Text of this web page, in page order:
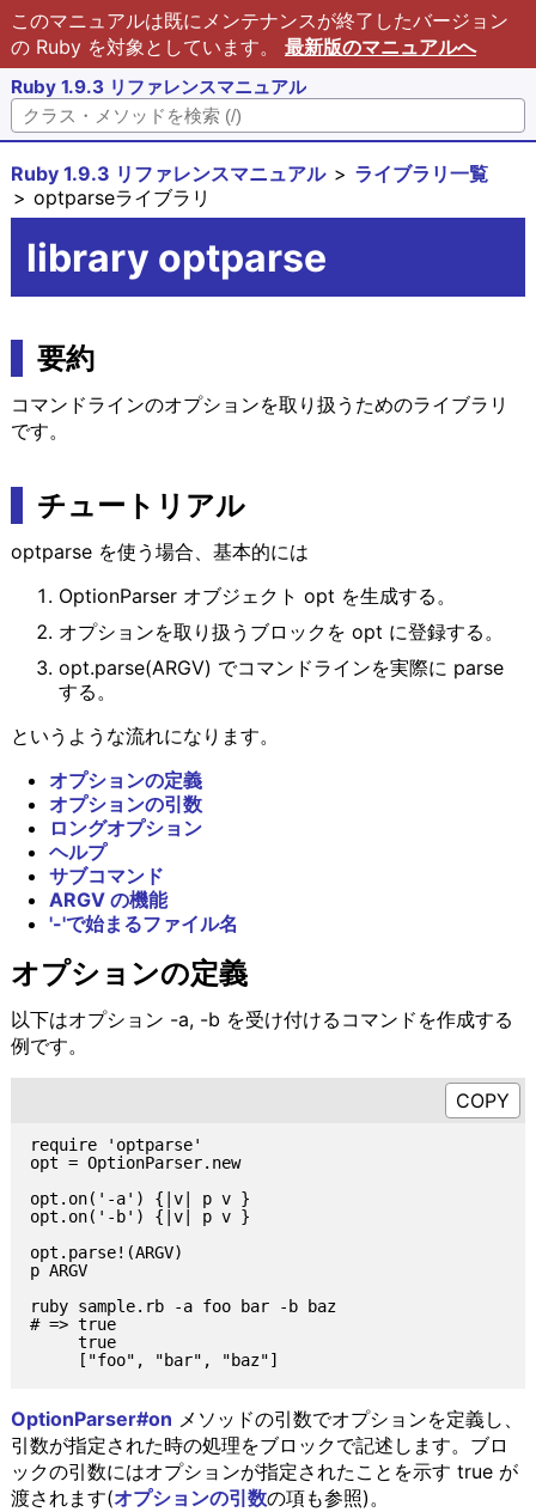
このマニュアルは既にメンテナンスが終了したバージョン
の Ruby を対象としています。 最新版のマニュアルへ
Ruby 1.9.3 リファレンスマニュアル
Ruby 1.9.3 リファレンスマニュアル
ライブラリ一覧
optparseライブラリ
library optparse
要約
コマンドラインのオプションを取り扱うためのライブラリ
です。
チュートリアル
optparse を使う場合、基本的には
OptionParser オブジェクト opt を生成する。
オプションを取り扱うブロックを opt に登録する。
opt.parse(ARGV) でコマンドラインを実際に parse
する。
というような流れになります。
オプションの定義
オプションの引数
ロングオプション
ヘルプ
サブコマンド
ARGV の機能
'-'で始まるファイル名
オプションの定義
以下はオプション -a, -b を受け付けるコマンドを作成する
例です。
require 'optparse'
opt = OptionParser.new
opt.on('-a') {|v| p v }
opt.on('-b') {|v| p v }
opt.parse!(ARGV)
p ARGV
ruby sample.rb -a foo bar -b baz
# => true
     true
OptionParser#on メソッドの引数でオプションを定義し、
引数が指定された時の処理をブロックで記述します。ブロ
ックの引数にはオプションが指定されたことを示す true が
渡されます(オプションの引数の項も参照)。